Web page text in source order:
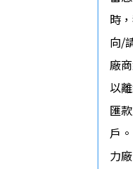
時
向/
廠
以
匯
戶
力